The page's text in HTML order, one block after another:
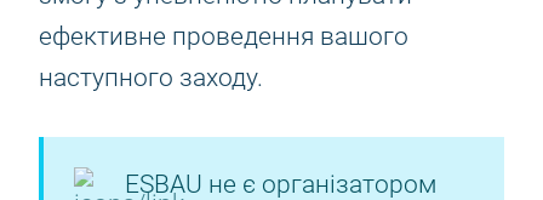
ефективне проведення вашого
наступного заходу.
ESBAU не є організатором